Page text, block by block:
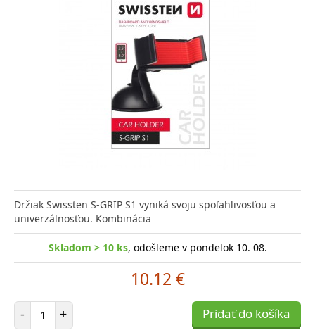
Držiak Swissten S-GRIP S1 vyniká svoju spoľahlivosťou a
univerzálnosťou. Kombinácia
Skladom > 10 ks, odošleme v pondelok 10. 08.
10.12 €
- Počet položiek
+ Pridať do košíka